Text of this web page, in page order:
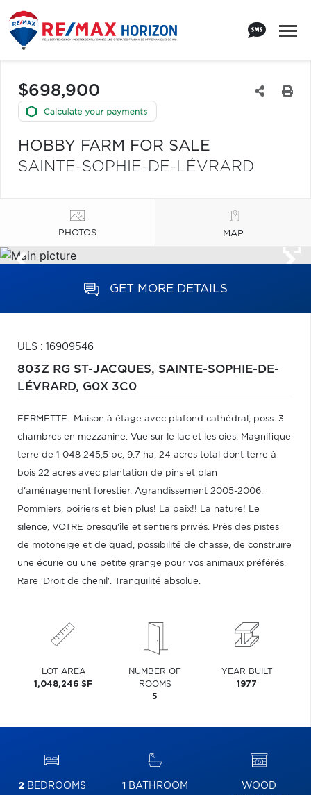
$698,900
HOBBY FARM FOR SALE
SAINTE-SOPHIE-DE-LÉVRARD
PHOTOS MAP
GET MORE DETAILS
ULS : 16909546
803Z RG ST-JACQUES, SAINTE-SOPHIE-DE-
LÉVRARD, G0X 3C0
FERMETTE- Maison à étage avec plafond cathédral, poss. 3
chambres en mezzanine. Vue sur le lac et les oies. Magnifique
terre de 1 048 245,5 pc, 9.7 ha, 24 acres total dont terre à
bois 22 acres avec plantation de pins et plan
d'aménagement forestier. Agrandissement 2005-2006.
Pommiers, poiriers et bien plus! La paix!! La nature! Le
silence, VOTRE presqu'île et sentiers privés. Près des pistes
de motoneige et de quad, possibilité de chasse, de construire
une écurie ou une petite grange pour vos animaux préférés.
Rare 'Droit de chenil'. Tranquilité absolue.
LOT AREA
1,048,246 SF
NUMBER OF
ROOMS
5
YEAR BUILT
1977
2BEDROOMS 1 BATHROOM
WOOD